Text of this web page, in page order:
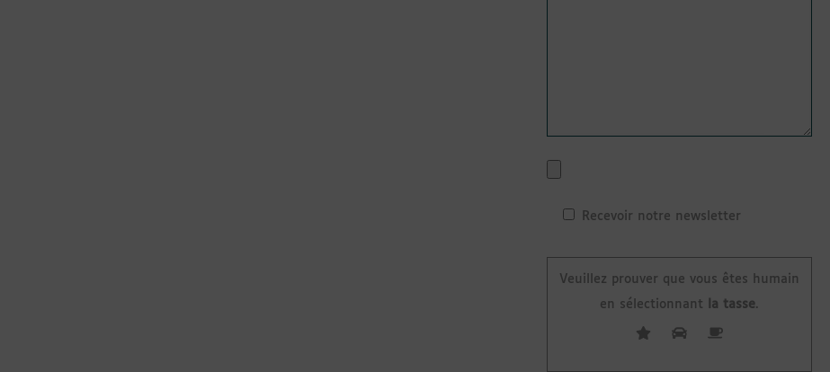
Recevoir notre newsletter
Veuillez prouver que vous êtes humain
en sélectionnant la tasse.